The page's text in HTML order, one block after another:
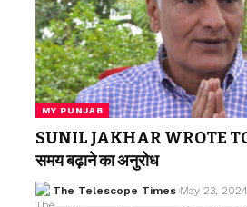
MY PUNJAB
SUNIL JAKHAR WROTE TO
समय बढ़ाने का अनुरोध
The Telescope Times May 23, 2024